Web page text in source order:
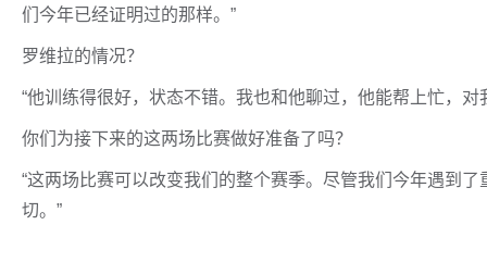
们今年已经证明过的那样。”
罗维拉的情况？
“他训练得很好，状态不错。我也和他聊过，他能帮上忙，
你们为接下来的这两场比赛做好准备了吗？
“这两场比赛可以改变我们的整个赛季。尽管我们今年遇到
切。”